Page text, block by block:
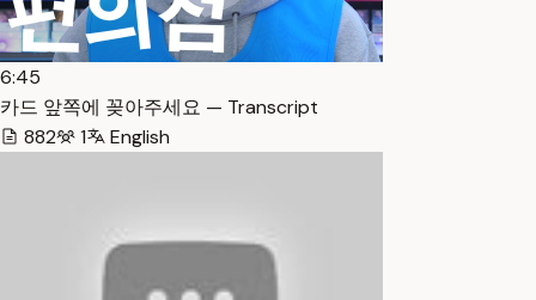
6:45
카드 앞쪽에 꽂아주세요 — Transcript
882
1 English